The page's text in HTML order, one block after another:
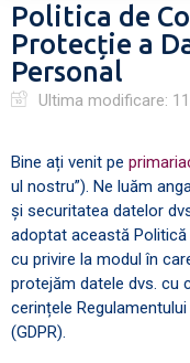
Politica de
Protecție a
Personal
Ultima modificare:
Bine ați venit pe
ul nostru”). Ne luăm
și securitatea datelor
adoptat această
cu privire la modul în
protejăm datele dvs. cu
cerințele
(GDPR).